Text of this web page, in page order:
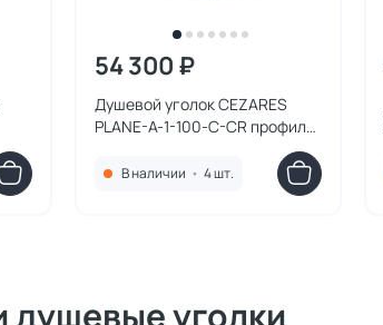
54 300 ₽
Душевой уголок CEZARES
PLANE-A-1-100-C-CR профиль
В наличии • 4 шт.
душевые уголки